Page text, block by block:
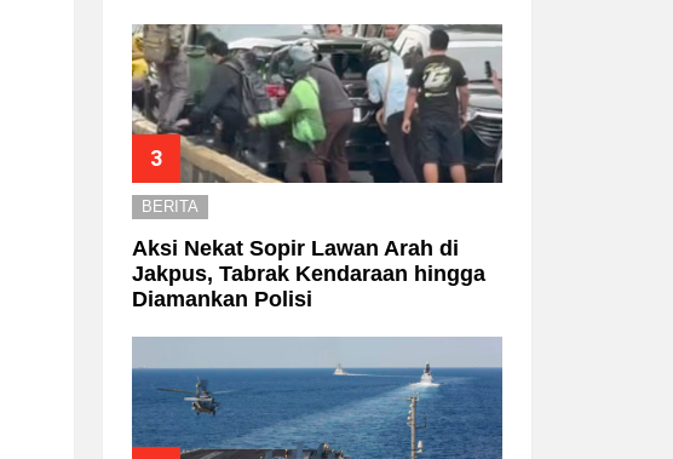
BERITA
Aksi Nekat Sopir Lawan Arah di
Jakpus, Tabrak Kendaraan hingga
Diamankan Polisi